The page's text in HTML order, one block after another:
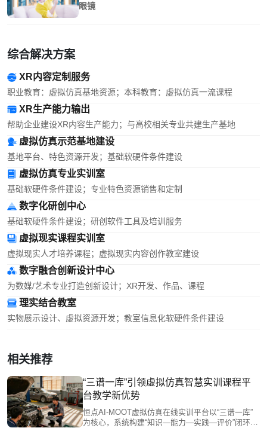
眼镜
综合解决方案
XR内容定制服务
职业教育：虚拟仿真基地资源；本科教育：虚拟仿真一流课程
XR生产能力输出
帮助企业建设XR内容生产能力；与高校相关专业共建生产基地
虚拟仿真示范基地建设
基地平台、特色资源开发；基础软硬件条件建设
虚拟仿真专业实训室
基础软硬件条件建设；专业特色资源销售和定制
数字化研创中心
基础软硬件条件建设；研创软件工具及培训服务
虚拟现实课程实训室
虚拟现实人才培养课程；虚拟现实内容创作教室建设
数字融合创新设计中心
为数媒/艺术专业打造创新设计；XR开发、作品、课程
理实结合教室
实物展示设计、虚拟资源开发；教室信息化软硬件条件建设
相关推荐
“三谱一库”引领虚拟仿真智慧实训课程平
台教学新优势
恒点AI-MOOT虚拟仿真在线实训平台以“三谱一库”
为核心，系统构建“知识—能力—实践—评价”闭环，